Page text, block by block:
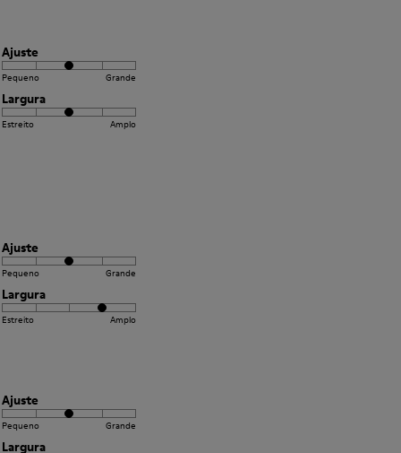
Ajuste
Pequeno Grande
Largura
Estreito Amplo
Ajuste
Pequeno Grande
Largura
Estreito Amplo
Ajuste
Pequeno Grande
Largura